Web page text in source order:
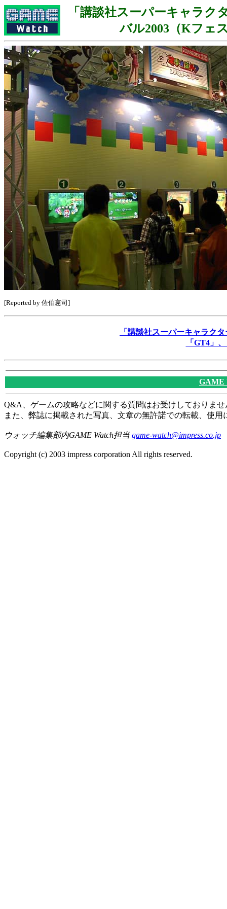
「講談社スーパーキャラク
バル2003（Kフェ
[Reported by 佐伯憲司]
「講談社スーパーキャラク
「GT4」
GAME
Q&A、ゲームの攻略などに関する質問はお受けしておりませ
また、弊誌に掲載された写真、文章の無許諾での転載、使
ウォッチ編集部内GAME Watch担当 game-watch@impress.co.jp
Copyright (c) 2003 impress corporation All rights reserved.